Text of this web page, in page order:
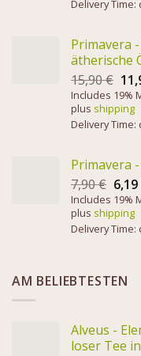
Delivery Time:
Primavera
ätherische
15,90€
Includes 19%
plus shipping
Delivery Time:
Primavera
7,90€ 6,19
Includes 19%
plus shipping
Delivery Time:
AM BELIEBTESTEN
Alveus -
loser Tee